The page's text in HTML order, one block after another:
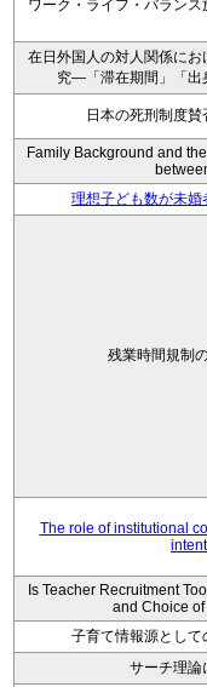
ワーク・ライフ・バラン
在日外国人の対人関係に
究―「滞在期間」「
日本の死刑制度
Family Background and
理想子ども数が未
残業時間規制
The role of institutional
Is Teacher Recruitment
and Choice
子育て情報源として
サーチ理論